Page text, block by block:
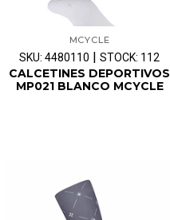
MCYCLE
SKU: 4480110 | STOCK: 112
CALCETINES DEPORTIVOS
MP021 BLANCO MCYCLE